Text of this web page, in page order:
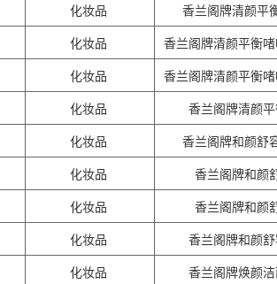
化妆品 香兰阁牌清颜平
化妆品 香兰阁牌清颜平衡啫
化妆品 香兰阁牌清颜平衡啫
化妆品 香兰阁牌清颜
化妆品 香兰阁牌和颜舒
化妆品 香兰阁牌和颜
化妆品 香兰阁牌和颜
化妆品 香兰阁牌和颜
化妆品 香兰阁牌焕颜